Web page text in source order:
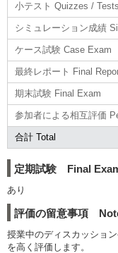
小テスト Quizzes / Tests
シミュレーション成績
ケース試験 Case Exam
最終レポート Final
期末試験 Final Exam
参加者による相互評価
合計 Total
定期試験 Final
あり
評価の留意事項
授業中のディスカッショ
を高く評価します。